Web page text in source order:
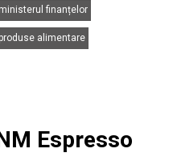
ministerul finanțelor
produse alimentare
Espresso